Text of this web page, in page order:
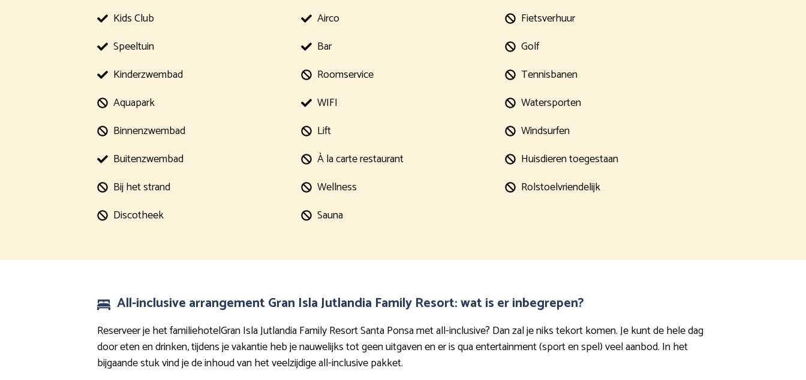
Kids Club
Speeltuin
Kinderzwembad
Aquapark
Binnenzwembad
Buitenzwembad
Bij het strand
Discotheek
Airco
Bar
Roomservice
WIFI
Lift
À la carte restaurant
Wellness
Sauna
Fietsverhuur
Golf
Tennisbanen
Watersporten
Windsurfen
Huisdieren toegestaan
Rolstoelvriendelijk
All-inclusive arrangement Gran Isla Jutlandia Family Resort: wat is er inbegrepen?
Reserveer je het familiehotelGran Isla Jutlandia Family Resort Santa Ponsa met all-inclusive? Dan zal je niks tekort komen. Je kunt de hele dag
door eten en drinken, tijdens je vakantie heb je nauwelijks tot geen uitgaven en er is qua entertainment (sport en spel) veel aanbod. In het
bijgaande stuk vind je de inhoud van het veelzijdige all-inclusive pakket.